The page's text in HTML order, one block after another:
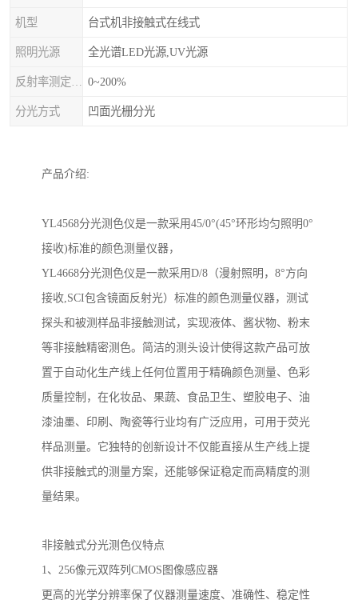
机型 台式机非接触式在线式
照明光源 全光谱LED光源,UV光源
0~200%
分光方式 凹面光栅分光
产品介绍:
YL4568分光测色仪是一款采用45/0°(45°环形均匀照明0°
接收)标准的颜色测量仪器，
YL4668分光测色仪是一款采用D/8（漫射照明，8°方向
接收,SCI包含镜面反射光）标准的颜色测量仪器，测试
探头和被测样品非接触测试，实现液体、酱状物、粉末
等非接触精密测色。简洁的测头设计使得这款产品可放
置于自动化生产线上任何位置用于精确颜色测量、色彩
质量控制，在化妆品、果蔬、食品卫生、塑胶电子、油
漆油墨、印刷、陶瓷等行业均有广泛应用，可用于荧光
样品测量。它独特的创新设计不仅能直接从生产线上提
供非接触式的测量方案，还能够保证稳定而高精度的测
量结果。
非接触式分光测色仪特点
1、256像元双阵列CMOS图像感应器
更高的光学分辨率保了仪器测量速度、准确性、稳定性